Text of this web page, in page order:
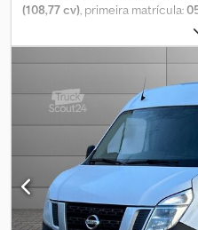
(108,77 cv) , primeira matrícula:
,
automático, número de lugares:
largura total:1 755 mm, altura
ar condicionado, fecho
Elétrico, Furgão Dedpfezn Ex
Veículo (VIN):
Autorizado (PBMA): 1597 kg *
Traseiro: 700 kg * Peso Máximo
kg * N.º Interno: 74 * Todas as
* Erros e omissões, bem como
LÍQUIDO